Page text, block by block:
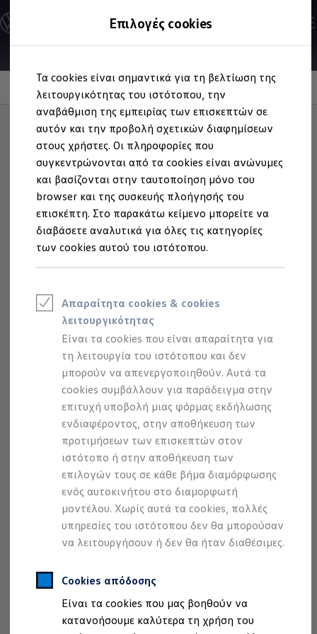
Επιλογές cookies
Τα cookies είναι σημαντικά για τη βελτίωση της
λειτουργικότητας του ιστότοπου, την
αναβάθμιση της εμπειρίας των επισκεπτών σε
αυτόν και την προβολή σχετικών διαφημίσεων
στους χρήστες. Οι πληροφορίες που
συγκεντρώνονται από τα cookies είναι ανώνυμες
και βασίζονται στην ταυτοποίηση μόνο του
browser και της συσκευής πλοήγησής του
επισκέπτη. Στο παρακάτω κείμενο μπορείτε να
διαβάσετε αναλυτικά για όλες τις κατηγορίες
των cookies αυτού του ιστότοπου.
Απαραίτητα cookies & cookies
λειτουργικότητας
Είναι τα cookies που είναι απαραίτητα για
τη λειτουργία του ιστότοπου και δεν
μπορούν να απενεργοποιηθούν. Αυτά τα
cookies συμβάλλουν για παράδειγμα στην
επιτυχή υποβολή μιας φόρμας εκδήλωσης
ενδιαφέροντος, στην αποθήκευση των
προτιμήσεων των επισκεπτών στον
ιστότοπο ή στην αποθήκευση των
επιλογών τους σε κάθε βήμα διαμόρφωσης
ενός αυτοκινήτου στο διαμορφωτή
μοντέλου. Χωρίς αυτά τα cookies, πολλές
υπηρεσίες του ιστότοπου δεν θα μπορούσαν
να λειτουργήσουν ή δεν θα ήταν διαθέσιμες.
Cookies απόδοσης
Είναι τα cookies που μας βοηθούν να
κατανοήσουμε καλύτερα τη χρήση του
στο
περιεχόμενο
στο
footer
Ανακαλύψτε τα Μοντέλα
Διαμορφώστε το Volkswagen σας
Επαγγελματικά Οχήματα Volkswagen
Ηλεκτρικά & eHybrid μοντέλα
Ηλεκτρικά μοντέλα
ID.3 Neo
Νέο ID. Polo
ID.4
ID.4 GTX
ID.5
ID.5 GTX
ID.7
ID.7 GTX
ID. Buzz
ID. Buzz Cargo
ID. CROSS
eHybrid μοντέλα
Golf GTE
Νέο Tayron ehybrid
e-Tools για ηλεκτρικά αυτοκίνητα
Προσομοιωτής αυτονομίας
Προσομοιωτής χρόνου φόρτισης
Προσομοιωτής κόστους φόρτισης
ID. Ενημερώσεις λογισμικού
We Charge - Υπηρεσία Φόρτισης
Εύρεση δημόσιων σημείων φόρτισης
ID. Charger
Ενημέρωση ID.
Πλατφόρμα MEB
Μύθοι & Αλήθειες για την ηλεκτροκίνηση
Πού μπορώ να φορτίσω;
Πόσο μακριά μπορώ να φτάσω;
Πώς μπορώ να πληρώσω;
Πώς μπορώ να φορτίσω;
Η αντλία θερμότητας στα ID.
Η λειτουργία ανάκτησης ενέργειας κατά την
Το σύστημα πέδησης στα ID.
Διαθέσιμα νέα και μεταχειρισμένα αυτοκίνητα
Διαθέσιμα νέα αυτοκίνητα
Χρηματοδότηση και Leasing
Volkswagen Easy Living
Χρηματοδότηση Auto Credit
Χρηματοδότηση Classic Credit
Καινοτόμες Τεχνολογίες
Απόδοση και Αυτονομία
Ο ηλεκτρισμόςσάς
πηγαίνει μπροστά
GTX φέρνει την αμιγώς ηλεκτρική οδηγική
απόλαυση σε νέα επίπεδα, με επιτάχυνση από 0 σε 100
χλμ./ώρα σε μόλις 5,4 δευτερόλεπτα. Χωρίς αλλαγή
ταχυτήτων και με μηδενική σχεδόν επιβράδυνση. Απλά
ξεκινήστε και νιώστε την αδρεναλίνη σας στα ύψη.
Επίσης, χάρη στηναυτονομία που φθάνει τα 515 χλμ. σε
, που έχει μετρηθεί με τη διαδικασία
WLTP, μπορείτε να μετακινηθείτε άνετα στην
τελική ταχύτητα 180 χλμ./ώρα
είναι το μόνο που αφήνετε πίσω σας.